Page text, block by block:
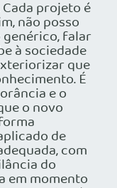
projeto é
não posso
falar
à sociedade
que
É
e o
o novo
de
com
do
em momento